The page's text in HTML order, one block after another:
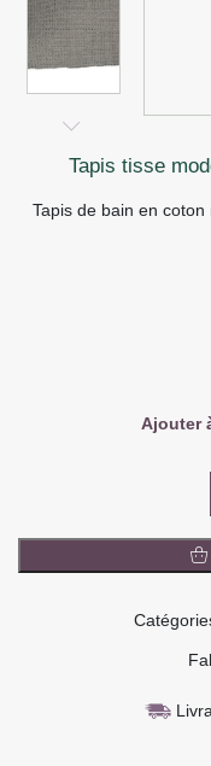
tapis tisse
Tapis de bain en
Ajouter